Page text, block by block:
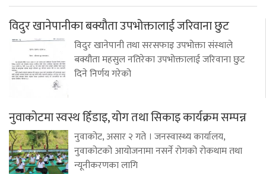
विदुर खानेपानीका बक्यौता उपभोक्तालाई जरिवाना छुट
विदुर खानेपानी तथा सरसफाइ उपभोक्ता संस्थाले
बक्यौता महसुल नतिरेका उपभोक्तालाई जरिवाना छुट
दिने निर्णय गरेको
नुवाकोटमा स्वस्थ हिँडाइ, योग तथा सिकाइ कार्यक्रम सम्पन्न
नुवाकोट, असार २ गते । जनस्वास्थ्य कार्यालय,
नुवाकोटको आयोजनामा नसर्ने रोगको रोकथाम तथा
न्यूनीकरणका लागि